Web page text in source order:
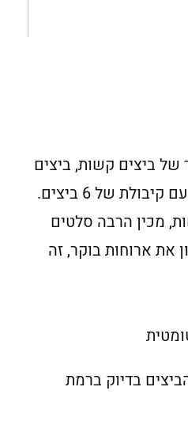
של ביצים קשות, ביצים
עלומות, חביתות ועוד, עם קיבולת של 6 ביצים.
מכין הרבה סלטים
את ארוחות בוקר, זה
בדיוק ברמת